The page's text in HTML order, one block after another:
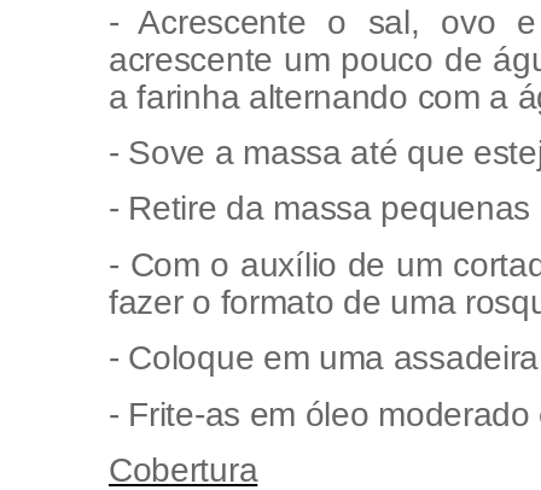
- Acrescente o sal, ovo
acrescente um pouco de
a farinha alternando com a
- Sove a massa até que
- Retire da massa
- Com o auxílio de um
fazer o formato de uma
- Coloque em uma
- Frite-as em óleo moderado
Cobertura